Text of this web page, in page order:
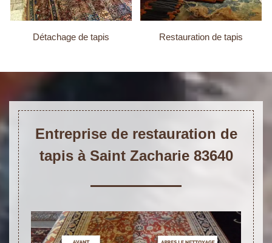
Détachage de tapis Restauration de tapis
Entreprise de restauration de
tapis à Saint Zacharie 83640